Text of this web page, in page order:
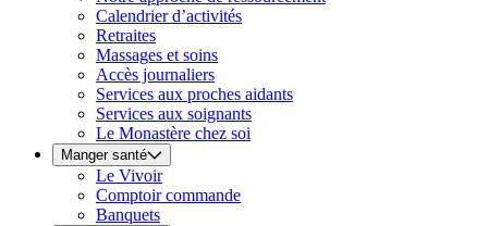
Calendrier d’activités
Retraites
Massages et soins
Accès journaliers
Services aux proches aidants
Services aux soignants
Le Monastère chez soi
Manger santé
Le Vivoir
Comptoir commande
Banquets